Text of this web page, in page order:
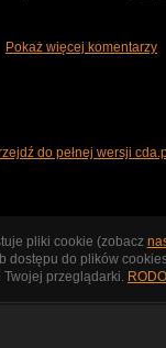
Pokaż więcej komentarzy
do pełnej wersji
pliki cookie (zobacz
dostępu do plików
przeglądarki.